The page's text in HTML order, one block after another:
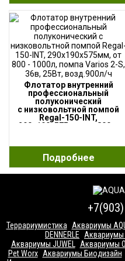
Флотатор внутренний
профессиональный
полуконический
с низковольтной помпой
Regal-150-INT,
290х190х575мм, от 800 —
Подробнее
Террариумистика Аквариумы
DENNERLE
Аквариумы
Аквариумы JUWEL
Аквариумы
Pet Worx Аквариумы Биодизайн